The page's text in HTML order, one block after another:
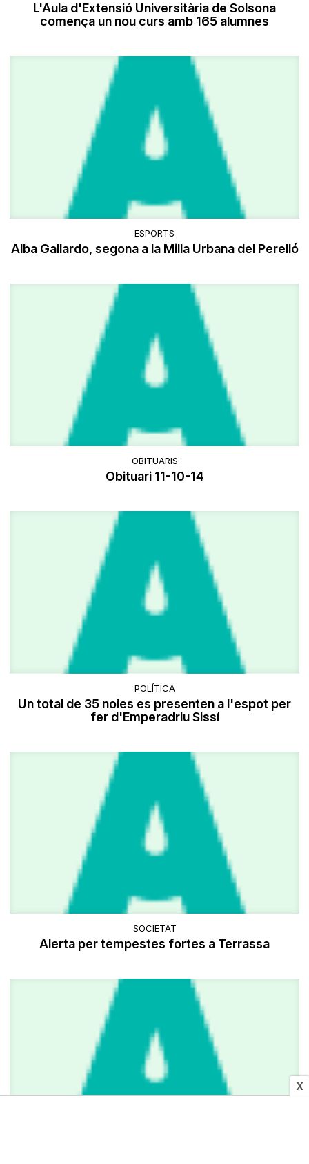
X
L'Aula d'Extensió Universitària de Solsona
comença un nou curs amb 165 alumnes
ESPORTS
Alba Gallardo, segona a la Milla Urbana del Perelló
OBITUARIS
Obituari 11-10-14
POLÍTICA
Un total de 35 noies es presenten a l'espot per
fer d'Emperadriu Sissí
SOCIETAT
Alerta per tempestes fortes a Terrassa